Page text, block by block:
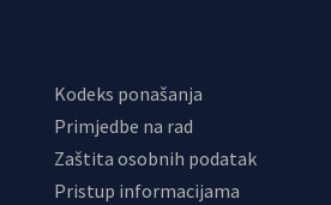
Kodeks ponašanja
Primjedbe na rad
Zaštita osobnih podatak
Pristup informacijama